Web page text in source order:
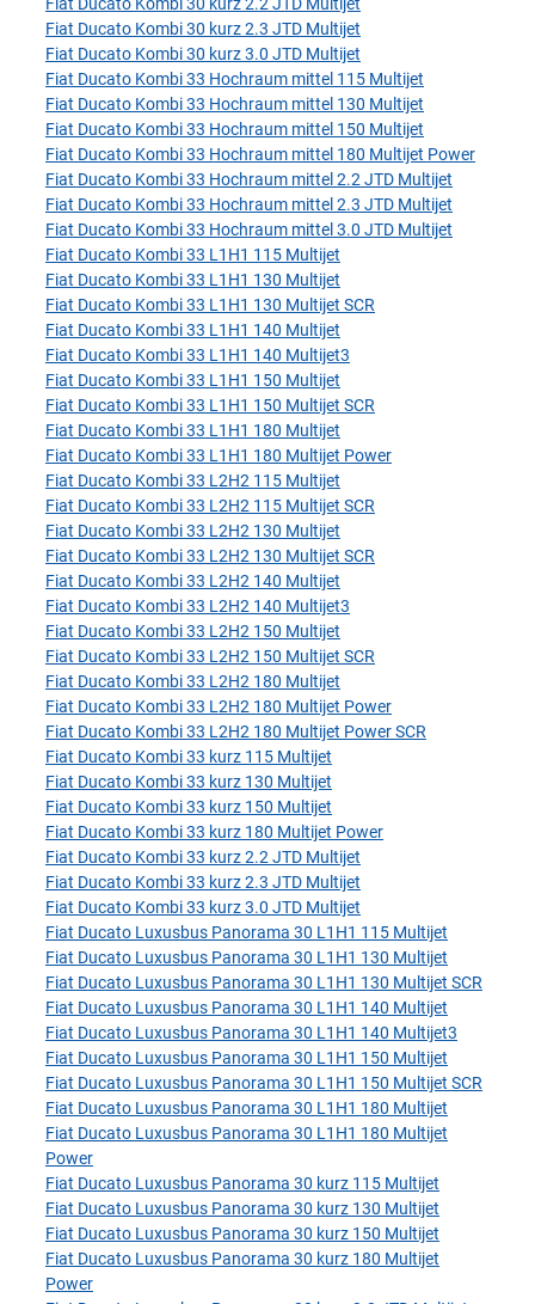
Fiat Ducato Kombi 30 kurz 2.3 JTD Multijet
Fiat Ducato Kombi 30 kurz 3.0 JTD Multijet
Fiat Ducato Kombi 33 Hochraum mittel 115 Multijet
Fiat Ducato Kombi 33 Hochraum mittel 130 Multijet
Fiat Ducato Kombi 33 Hochraum mittel 150 Multijet
Fiat Ducato Kombi 33 Hochraum mittel 180 Multijet Power
Fiat Ducato Kombi 33 Hochraum mittel 2.2 JTD Multijet
Fiat Ducato Kombi 33 Hochraum mittel 2.3 JTD Multijet
Fiat Ducato Kombi 33 Hochraum mittel 3.0 JTD Multijet
Fiat Ducato Kombi 33 L1H1 115 Multijet
Fiat Ducato Kombi 33 L1H1 130 Multijet
Fiat Ducato Kombi 33 L1H1 130 Multijet SCR
Fiat Ducato Kombi 33 L1H1 140 Multijet
Fiat Ducato Kombi 33 L1H1 140 Multijet3
Fiat Ducato Kombi 33 L1H1 150 Multijet
Fiat Ducato Kombi 33 L1H1 150 Multijet SCR
Fiat Ducato Kombi 33 L1H1 180 Multijet
Fiat Ducato Kombi 33 L1H1 180 Multijet Power
Fiat Ducato Kombi 33 L2H2 115 Multijet
Fiat Ducato Kombi 33 L2H2 115 Multijet SCR
Fiat Ducato Kombi 33 L2H2 130 Multijet
Fiat Ducato Kombi 33 L2H2 130 Multijet SCR
Fiat Ducato Kombi 33 L2H2 140 Multijet
Fiat Ducato Kombi 33 L2H2 140 Multijet3
Fiat Ducato Kombi 33 L2H2 150 Multijet
Fiat Ducato Kombi 33 L2H2 150 Multijet SCR
Fiat Ducato Kombi 33 L2H2 180 Multijet
Fiat Ducato Kombi 33 L2H2 180 Multijet Power
Fiat Ducato Kombi 33 L2H2 180 Multijet Power SCR
Fiat Ducato Kombi 33 kurz 115 Multijet
Fiat Ducato Kombi 33 kurz 130 Multijet
Fiat Ducato Kombi 33 kurz 150 Multijet
Fiat Ducato Kombi 33 kurz 180 Multijet Power
Fiat Ducato Kombi 33 kurz 2.2 JTD Multijet
Fiat Ducato Kombi 33 kurz 2.3 JTD Multijet
Fiat Ducato Kombi 33 kurz 3.0 JTD Multijet
Fiat Ducato Luxusbus Panorama 30 L1H1 115 Multijet
Fiat Ducato Luxusbus Panorama 30 L1H1 130 Multijet
Fiat Ducato Luxusbus Panorama 30 L1H1 130 Multijet SCR
Fiat Ducato Luxusbus Panorama 30 L1H1 140 Multijet
Fiat Ducato Luxusbus Panorama 30 L1H1 140 Multijet3
Fiat Ducato Luxusbus Panorama 30 L1H1 150 Multijet
Fiat Ducato Luxusbus Panorama 30 L1H1 150 Multijet SCR
Fiat Ducato Luxusbus Panorama 30 L1H1 180 Multijet
Fiat Ducato Luxusbus Panorama 30 L1H1 180 Multijet
Power
Fiat Ducato Luxusbus Panorama 30 kurz 115 Multijet
Fiat Ducato Luxusbus Panorama 30 kurz 130 Multijet
Fiat Ducato Luxusbus Panorama 30 kurz 150 Multijet
Fiat Ducato Luxusbus Panorama 30 kurz 180 Multijet
Power